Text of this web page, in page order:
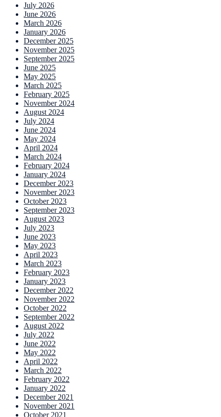
July 2026
June 2026
March 2026
January 2026
December 2025
November 2025
September 2025
June 2025
May 2025
March 2025
February 2025
November 2024
August 2024
July 2024
June 2024
May 2024
April 2024
March 2024
February 2024
January 2024
December 2023
November 2023
October 2023
September 2023
August 2023
July 2023
June 2023
May 2023
April 2023
March 2023
February 2023
January 2023
December 2022
November 2022
October 2022
September 2022
August 2022
July 2022
June 2022
May 2022
April 2022
March 2022
February 2022
January 2022
December 2021
November 2021
October 2021